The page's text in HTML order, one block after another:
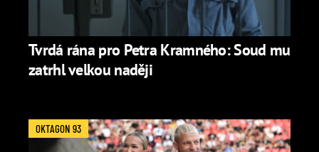
Tvrdá rána pro Petra Kramného: Soud mu
zatrhl velkou naději
OKTAGON 93